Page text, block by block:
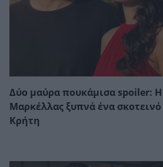
Δύο μαύρα πουκάμισα spoiler: Η
Μαρκέλλας ξυπνά ένα
Κρήτη